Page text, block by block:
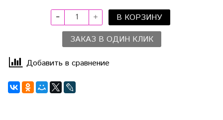
В КОРЗИНУ
ЗАКАЗ В ОДИН КЛИК
Добавить в сравнение